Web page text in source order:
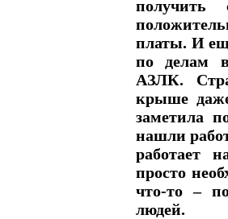
получить
платы. И
по делам
АЗЛК.
крыше
заметила
нашли
работает
просто
что-то –
людей.